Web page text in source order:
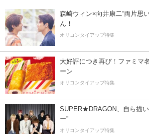
森崎ウィン×向井康二“両片思
ん！
オリコンタイアップ特集
大好評につき再び！ファミマ
ーン
オリコンタイアップ特集
SUPER★DRAGON、自ら描い
ー”
オリコンタイアップ特集